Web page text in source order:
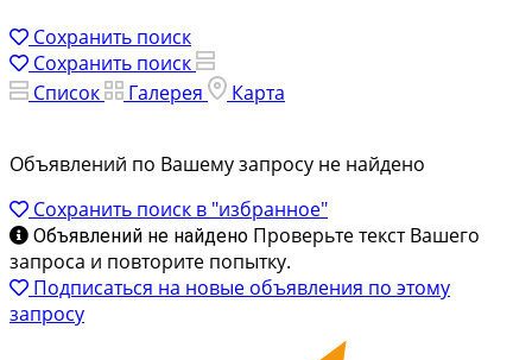
Сохранить поиск
Сохранить поиск
Список
Галерея Карта
Объявлений по Вашему запросу не найдено
Сохранить поиск в "избранное"
Объявлений не найдено Проверьте текст Вашего
запроса и повторите попытку.
Подписаться на новые объявления по этому
запросу